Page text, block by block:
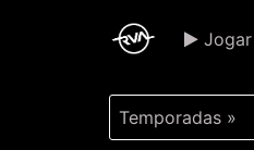
Jogar
Temporadas »